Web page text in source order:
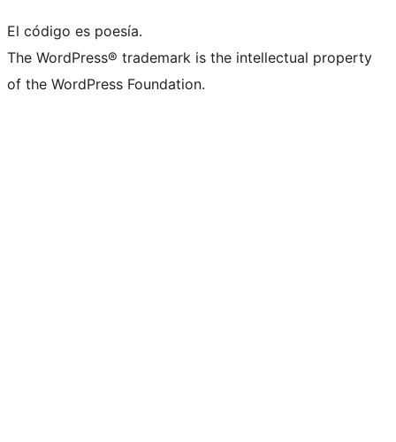
El código es poesía.
The WordPress® trademark is the intellectual property
of the WordPress Foundation.